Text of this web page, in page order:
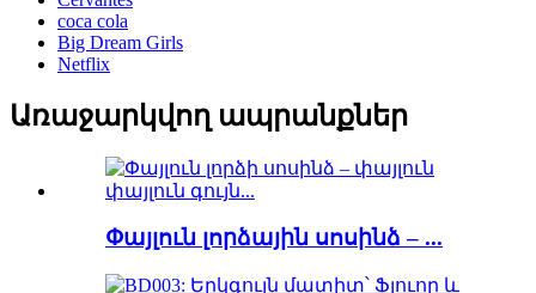
coca cola
Big Dream Girls
Netflix
Առաջարկվող ապրանքներ
Փայլուն լորձային սոսինձ – ...